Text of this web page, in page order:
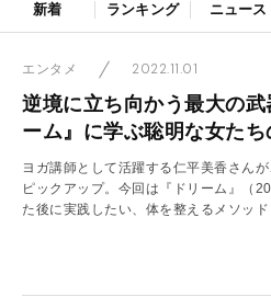
新着 ランキング ニュース
エンタメ 2022.11.01
逆境に立ち向かう最大の
ーム』に学ぶ聡明な女た
ヨガ講師として活躍する仁平美香さん
ピックアップ。今回は『ドリーム』（
た後に実践したい、体を整えるメソッド